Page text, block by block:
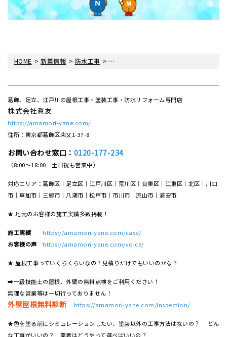
HOME >新着情報 > 防水工事 > ベランダ防水工事をさせていただきまし
葛飾、足立、江戸川の屋根工事・塗装工事・防水リフォーム専門店
株式会社眞友
https://amamori-yane.com/
住所：東京都葛飾区柴又1-37-8
お問い合わせ窓口： 0120-177-234
（8:00～18:00 土日祝も営業中）
対応エリア：葛飾区｜足立区｜江戸川区｜荒川区｜台東区｜江東区｜北区｜川口
市｜草加市｜三郷市｜八潮市｜松⼾市｜市川市｜流⼭市｜浦安市
★ 地元のお客様の施工実績多数掲載！
施工実績
https://amamori-yane.com/case/
お客様の声
https://amamori-yane.com/voice/
★ 屋根工事っていくらくらいなの？見積りだけでもいいのかな？
➡一級技能士の屋根、外壁の無料点検をご利用ください！
無理な営業等は一切行っておりません！
外壁屋根無料診断 https://amamori-yane.com/inspection/
★色を塗る前にシミュレーションしたい、塗装以外の工事方法はないの？ どん
な工事がいいの？ 業者はどうやって選べばいいの？